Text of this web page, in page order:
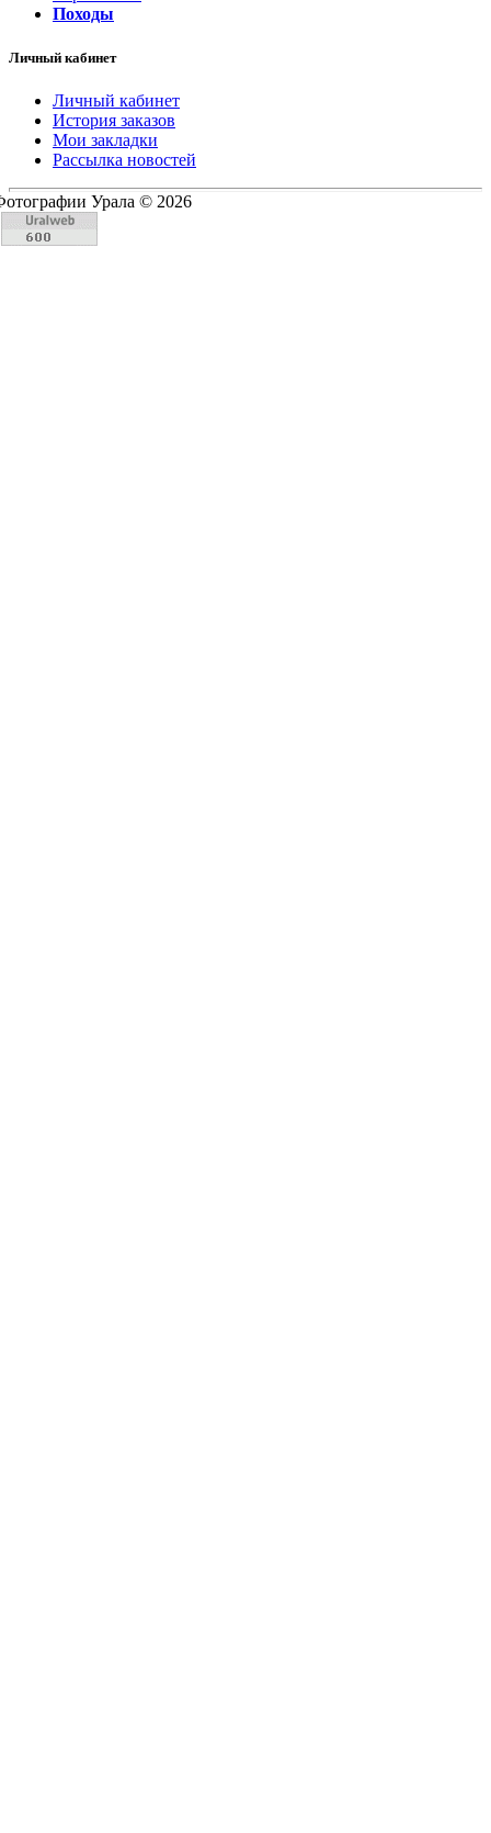
Походы
Личный кабинет
Личный кабинет
История заказов
Мои закладки
Рассылка новостей
Урала © 2026